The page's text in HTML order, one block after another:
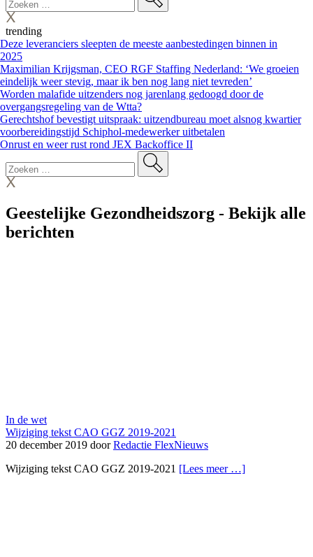
trending
Deze leveranciers sleepten de meeste aanbestedingen binnen in
2025
Maximilian Krijgsman, CEO RGF Staffing Nederland: ‘We groeien
eindelijk weer stevig, maar ik ben nog lang niet tevreden’
Worden malafide uitzenders nog jarenlang gedoogd door de
overgangsregeling van de Wtta?
Gerechtshof bevestigt uitspraak: uitzendbureau moet alsnog kwartier
voorbereidingstijd Schiphol-medewerker uitbetalen
Onrust en weer rust rond JEX Backoffice II
Geestelijke Gezondheidszorg - Bekijk alle
berichten
In de wet
Wijziging tekst CAO GGZ 2019-2021
20 december 2019 doorRedactie FlexNieuws
Wijziging tekst CAO GGZ 2019-2021 [Lees meer …]